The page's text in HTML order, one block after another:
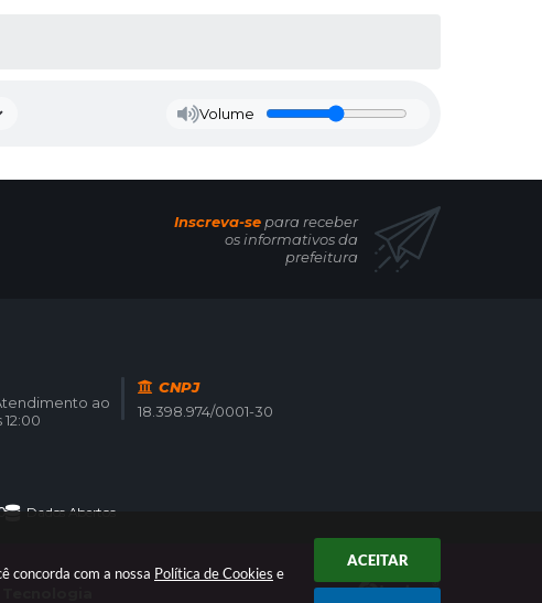
concorda com a nossa Política de Cookies e
ACEITAR
Volume
Inscreva-se para receber
os informativos da
prefeitura
ao
CNPJ
18.398.974/0001-30
Dados Abertos